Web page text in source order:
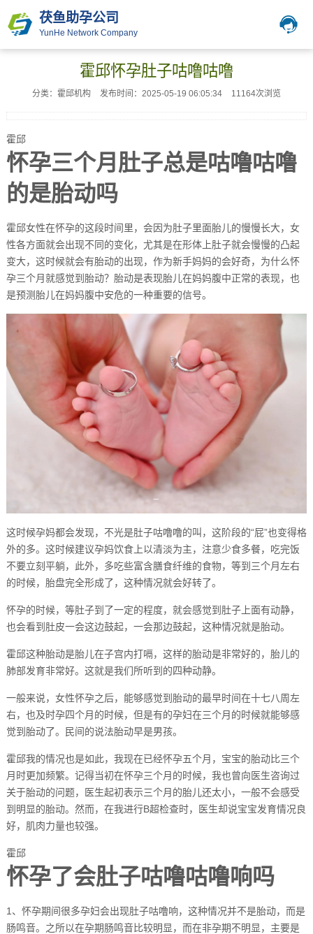
茯鱼助孕公司
YunHe Network Company
霍邱怀孕肚子咕噜咕噜
分类：霍邱机构 发布时间：2025-05-19 06:05:34 11164次浏览
霍邱
怀孕三个月肚子总是咕噜咕噜
的是胎动吗
霍邱女性在怀孕的这段时间里，会因为肚子里面胎儿的慢慢长大，女
性各方面就会出现不同的变化，尤其是在形体上肚子就会慢慢的凸起
变大，这时候就会有胎动的出现，作为新手妈妈的会好奇，为什么怀
孕三个月就感觉到胎动？胎动是表现胎儿在妈妈腹中正常的表现，也
是预测胎儿在妈妈腹中安危的一种重要的信号。
这时候孕妈都会发现，不光是肚子咕噜噜的叫，这阶段的“屁”也变得格
外的多。这时候建议孕妈饮食上以清淡为主，注意少食多餐，吃完饭
不要立刻平躺，此外，多吃些富含膳食纤维的食物，等到三个月左右
的时候，胎盘完全形成了，这种情况就会好转了。
怀孕的时候，等肚子到了一定的程度，就会感觉到肚子上面有动静，
也会看到肚皮一会这边鼓起，一会那边鼓起，这种情况就是胎动。
霍邱这种胎动是胎儿在子宫内打嗝，这样的胎动是非常好的，胎儿的
肺部发育非常好。这就是我们所听到的四种动静。
一般来说，女性怀孕之后，能够感觉到胎动的最早时间在十七八周左
右，也及时孕四个月的时候，但是有的孕妇在三个月的时候就能够感
觉到胎动了。民间的说法胎动早是男孩。
霍邱我的情况也是如此，我现在已经怀孕五个月，宝宝的胎动比三个
月时更加频繁。记得当初在怀孕三个月的时候，我也曾向医生咨询过
关于胎动的问题，医生起初表示三个月的胎儿还太小，一般不会感受
到明显的胎动。然而，在我进行B超检查时，医生却说宝宝发育情况良
好，肌肉力量也较强。
霍邱
怀孕了会肚子咕噜咕噜响吗
1、怀孕期间很多孕妇会出现肚子咕噜响，这种情况并不是胎动，而是
肠鸣音。之所以在孕期肠鸣音比较明显，而在非孕期不明显，主要是